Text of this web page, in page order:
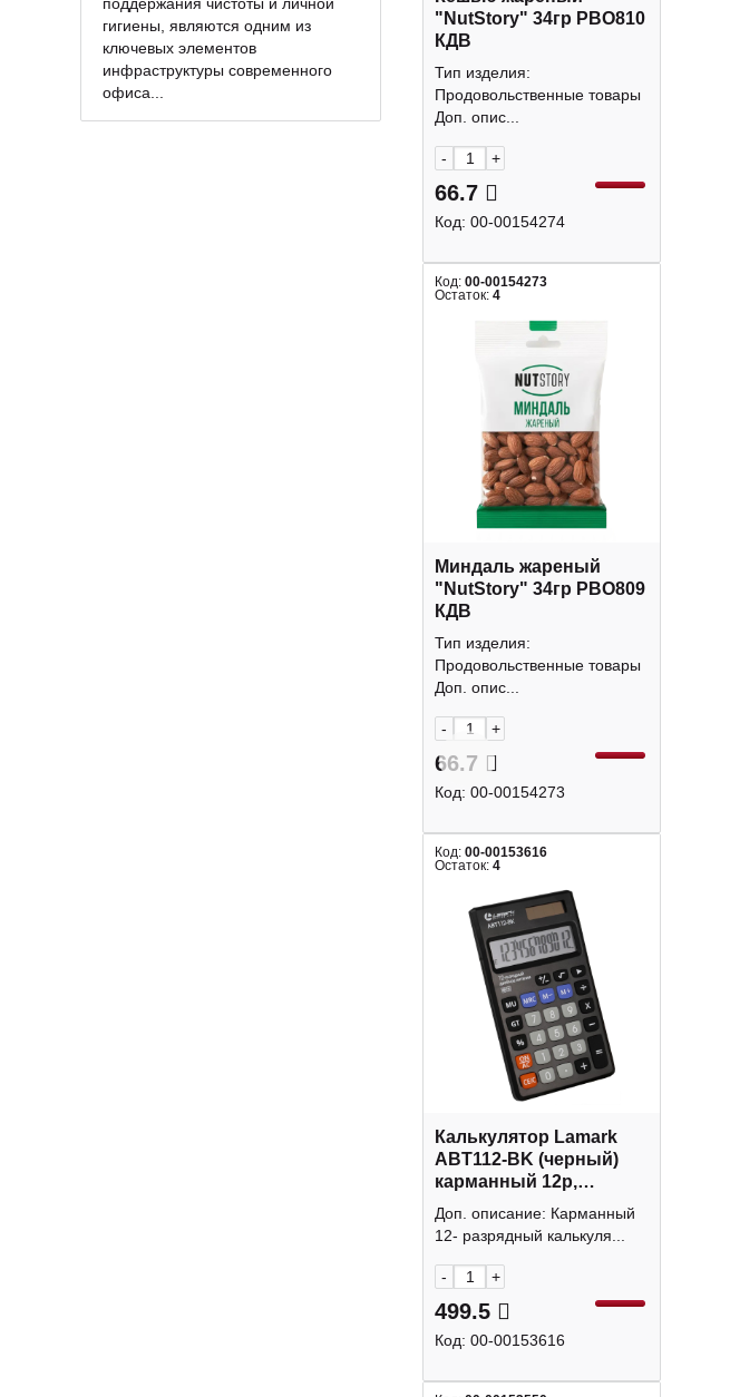
гигиены, являются одним из
ключевых элементов
инфраструктуры современного
офиса...
"NutStory" 34гр РВО810
КДВ
Тип изделия:
Продовольственные товары
Доп. опис...
- +
66.7
Код: 00-00154274
Код: 00-00154273
Остаток: 4
Миндаль жареный
"NutStory" 34гр РВО809
КДВ
Тип изделия:
Продовольственные товары
Доп. опис...
- +
66.7
Код: 00-00154273
Код: 00-00153616
Остаток: 4
Калькулятор Lamark
ABT112-BK (черный)
карманный 12р,
крышка
Доп. описание: Карманный
12- разрядный калькуля...
- +
499.5
Код: 00-00153616